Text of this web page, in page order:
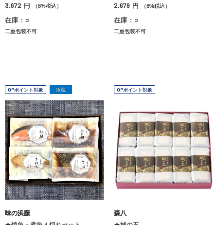
3,672 円 （8%税込）
在庫：○
二重包装不可
2,679 円 （8%税込）
在庫：○
二重包装不可
OPポイント対象 冷蔵
味の浜藤
OPポイント対象
森八